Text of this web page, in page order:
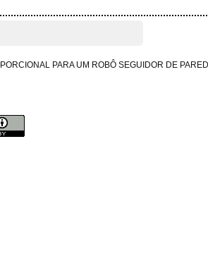
PARA UM ROBÔ SEGUIDOR DE